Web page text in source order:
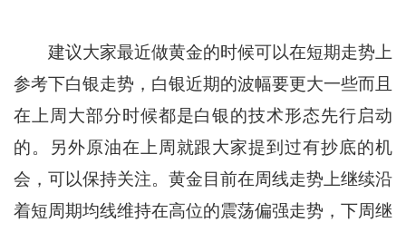
建议大家最近做黄金的时候可以在短期走势上
参考下白银走势，白银近期的波幅要更大一些而且
在上周大部分时候都是白银的技术形态先行启动
的。另外原油在上周就跟大家提到过有抄底的机
会，可以保持关注。黄金目前在周线走势上继续沿
着短周期均线维持在高位的震荡偏强走势，下周继